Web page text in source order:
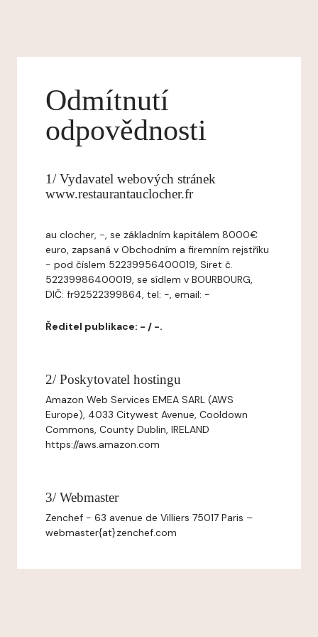
Odmítnutí
odpovědnosti
1/ Vydavatel webových stránek
www.restaurantauclocher.fr
au clocher, -, se základním kapitálem 8000€
euro, zapsaná v Obchodním a firemním rejstříku
- pod číslem 52239956400019, Siret č.
52239986400019, se sídlem v BOURBOURG,
DIČ: fr92522399864, tel: -, email: -
Ředitel publikace: - / -.
2/ Poskytovatel hostingu
Amazon Web Services EMEA SARL (AWS
Europe), 4033 Citywest Avenue, Cooldown
Commons, County Dublin, IRELAND
https://aws.amazon.com
3/ Webmaster
Zenchef - 63 avenue de Villiers 75017 Paris –
webmaster{at}zenchef.com